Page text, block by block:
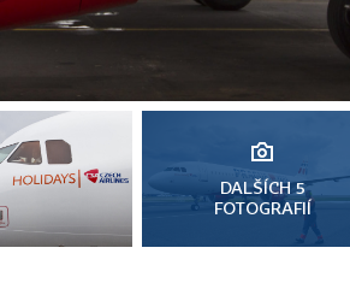
DALŠÍCH 5
FOTOGRAFIÍ